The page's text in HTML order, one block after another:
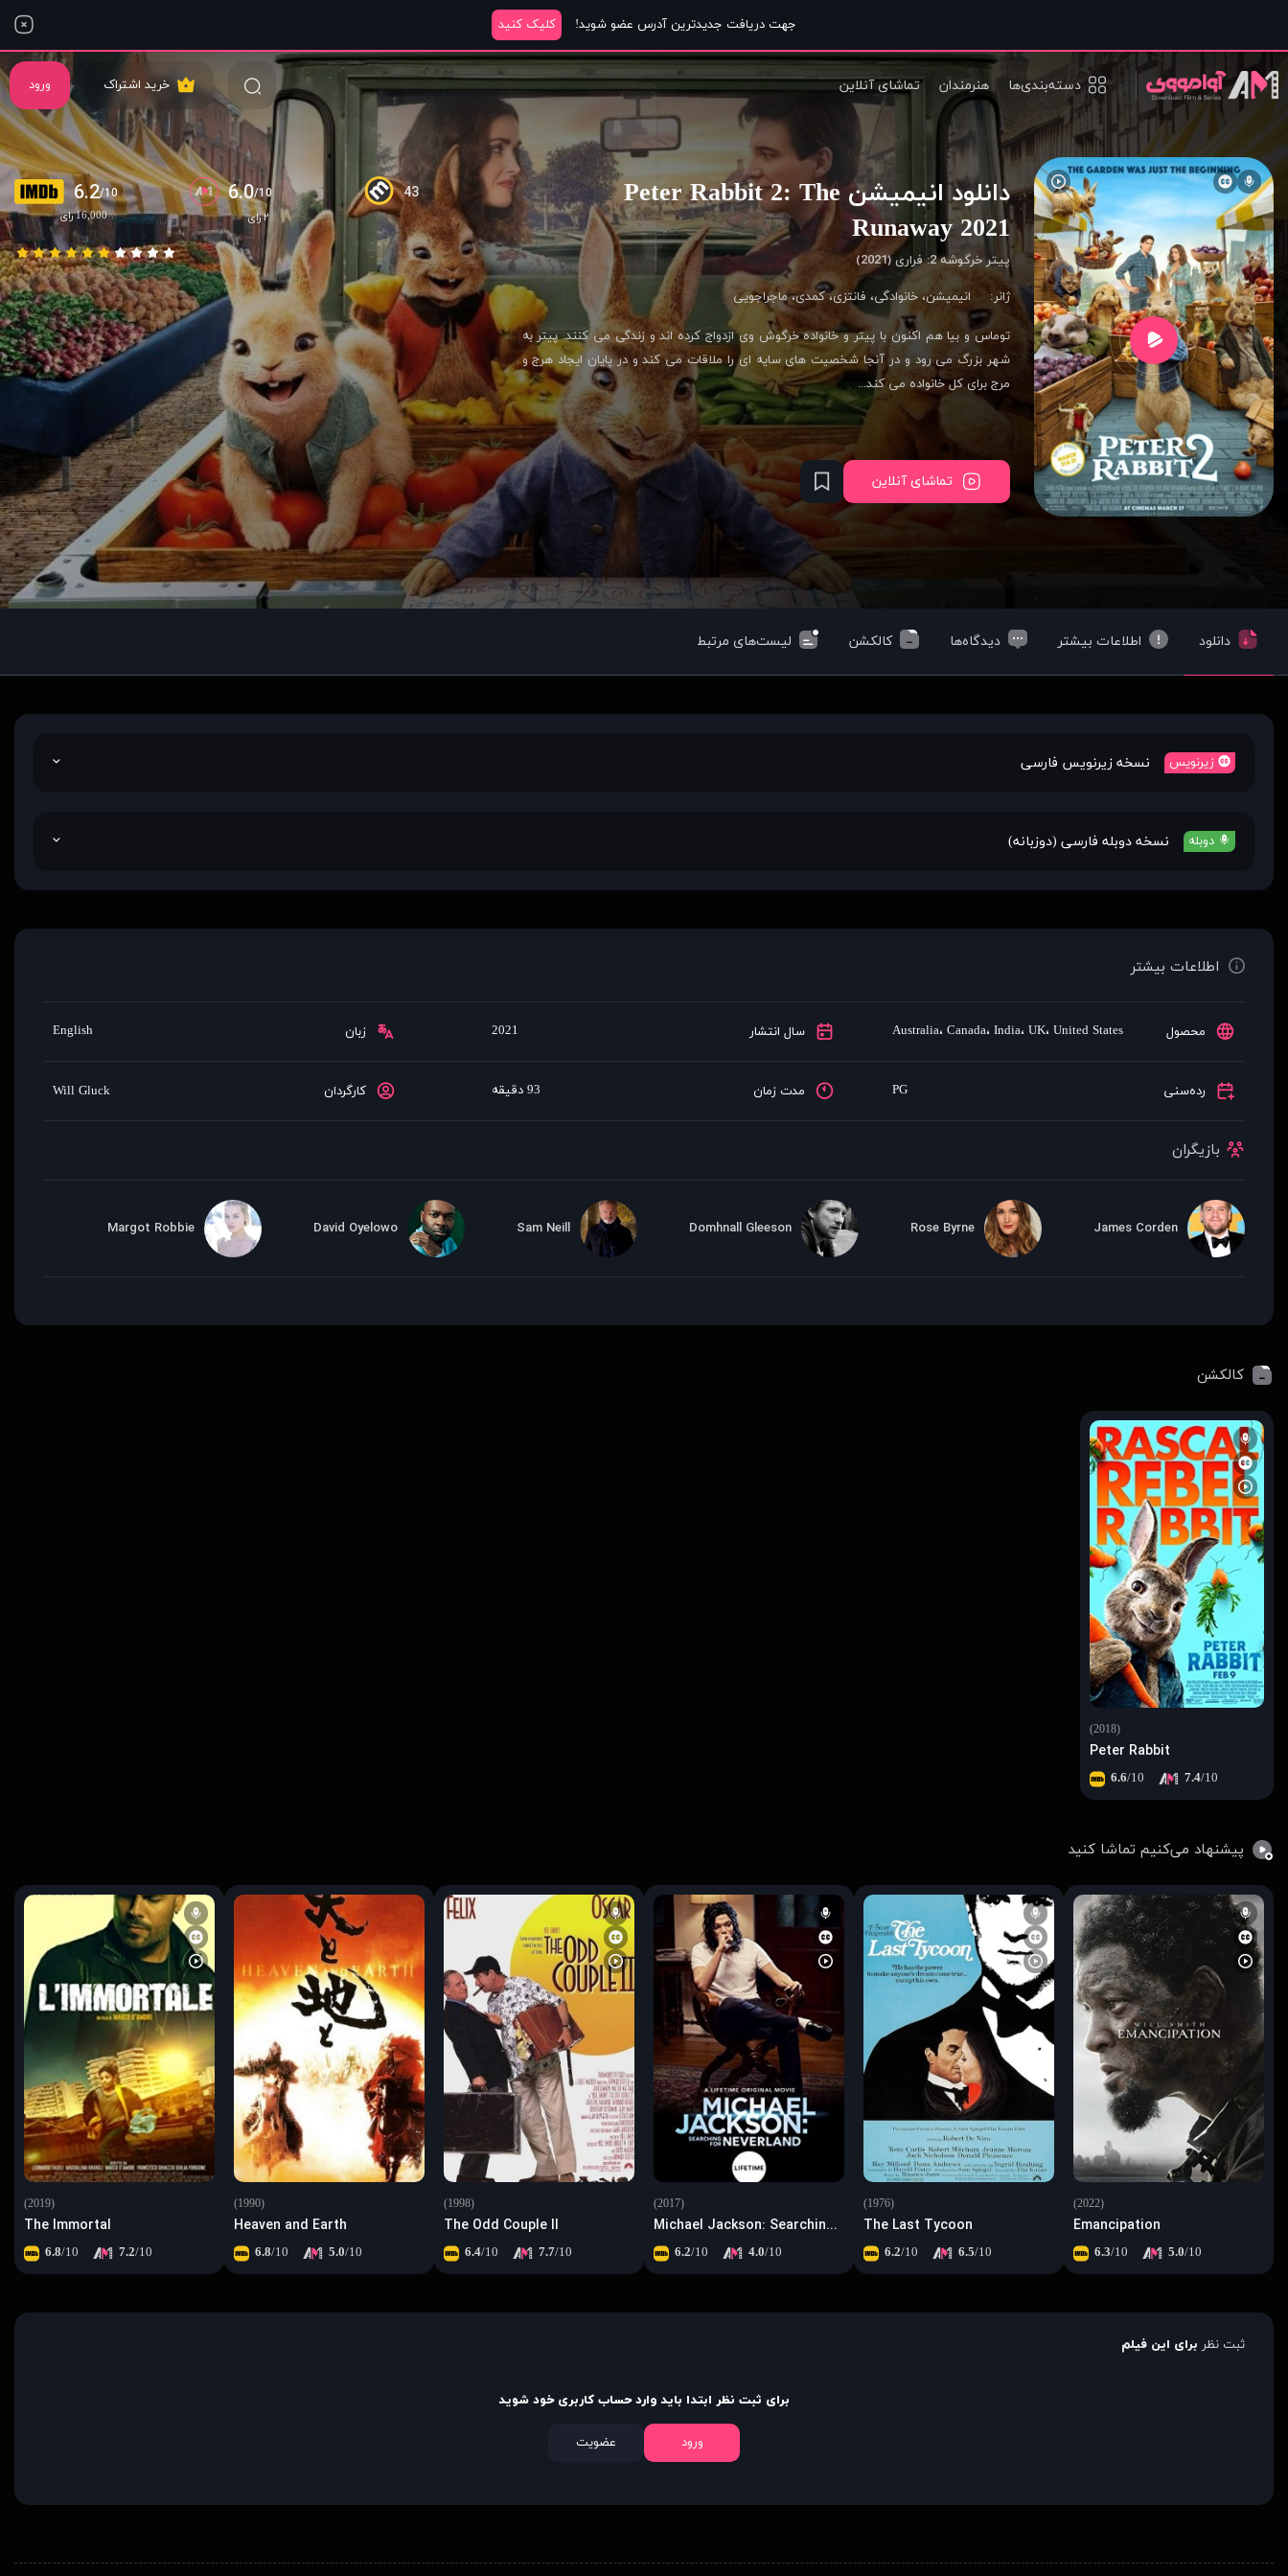
جهت دریافت جدیدترین آدرس عضو شوید! کلیک کنید
دسته‌بندی‌ها هنرمندان تماشای آنلاین خرید اشتراک ورود
دانلود انیمیشن Peter Rabbit 2: The
Runaway 2021
پیتر خرگوشه 2: فراری (2021)
ژانر: انیمیشن، خانوادگی، فانتزی،کمدی،ماجراجویی
توماس و بیا هم اکنون با پیتر و خانواده خرگوش وی ازدواج کرده اند و زندگی می کنند. پیتر به
شهر بزرگ می رود و در آنجا شخصیت های سایه ای را ملاقات می کند و در پایان ایجاد هرج و
مرج برای کل خانواده می کند...
6.2/10
16,000 رای
6.0/10
۲ رای
43
تماشای آنلاین
دانلود اطلاعات بیشتر دیدگاه‌ها کالکشن لیست‌های مرتبط
زیرنویس نسخه زیرنویس فارسی
دوبله نسخه دوبله فارسی (دوزبانه)
اطلاعات بیشتر
محصول Australia، Canada، India، UK، United States سال انتشار 2021 زبان English
رده‌سنی PG مدت زمان 93 دقیقه کارگردان Will Gluck
بازیگران
James Corden
Rose Byrne
Domhnall Gleeson
Sam Neill
David Oyelowo
Margot Robbie
کالکشن
(2018)
Peter Rabbit
6.6/10 7.4/10
پیشنهاد می‌کنیم تماشا کنید
(2022)
Emancipation
6.3/10 5.0/10
(1976)
The Last Tycoon
6.2/10 6.5/10
(2017)
Michael Jackson: Searching for Neverland
6.2/10 4.0/10
(1998)
The Odd Couple II
6.4/10 7.7/10
(1990)
Heaven and Earth
6.8/10 5.0/10
(2019)
The Immortal
6.8/10 7.2/10
ثبت نظر برای این فیلم
برای ثبت نظر ابتدا باید وارد حساب کاربری خود شوید
ورود عضویت